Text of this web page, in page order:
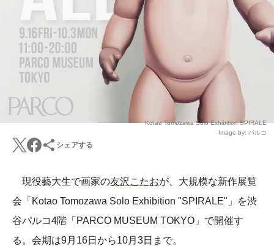
Kotao Tomozawa Solo Exhibition SPIRALE
Image by: パルコ
シェアする
現役藝大生で画家の友沢こたおが、大規模な新作展覧
会「Kotao Tomozawa Solo Exhibition "SPIRALE"」を渋
谷パルコ4階「PARCO MUSEUM TOKYO」で開催す
る。会期は9月16日から10月3日まで。